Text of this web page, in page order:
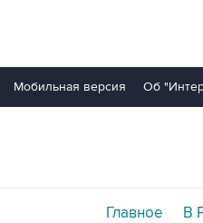
Мобильная версия Об
Главное В